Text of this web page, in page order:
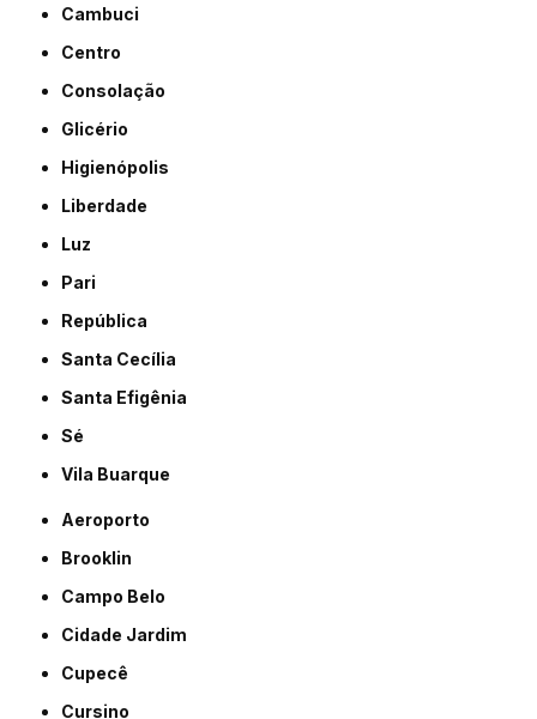
Cambuci
Centro
Consolação
Glicério
Higienópolis
Liberdade
Luz
Pari
República
Santa Cecília
Santa Efigênia
Sé
Vila Buarque
Aeroporto
Brooklin
Campo Belo
Cidade Jardim
Cupecê
Cursino